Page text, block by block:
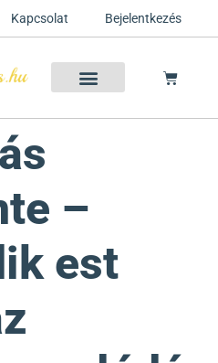
Kapcsolat Bejelentkezés
–
est